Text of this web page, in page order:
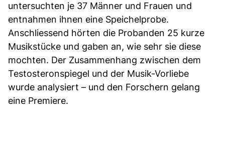
untersuchten je 37 Männer und Frauen und
entnahmen ihnen eine Speichelprobe.
Anschliessend hörten die Probanden 25 kurze
Musikstücke und gaben an, wie sehr sie diese
mochten. Der Zusammenhang zwischen dem
Testosteronspiegel und der Musik-Vorliebe
wurde analysiert – und den Forschern gelang
eine Premiere.